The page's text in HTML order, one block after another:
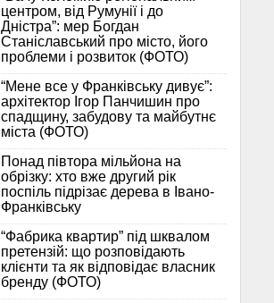
центром, від Румунії і до
Дністра”: мер Богдан
Станіславський про місто, його
проблеми і розвиток (ФОТО)
“Мене все у Франківську дивує”:
архітектор Ігор Панчишин про
спадщину, забудову та майбутнє
міста (ФОТО)
Понад півтора мільйона на
обрізку: хто вже другий рік
поспіль підрізає дерева в Івано-
Франківську
“Фабрика квартир” під шквалом
претензій: що розповідають
клієнти та як відповідає власник
бренду (ФОТО)